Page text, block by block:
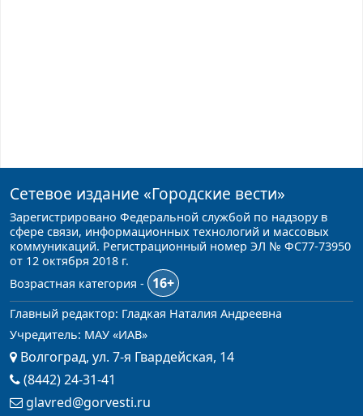
Сетевое издание «Городские вести»
Зарегистрировано Федеральной службой по надзору в
сфере связи, информационных технологий и массовых
коммуникаций. Регистрационный номер ЭЛ № ФС77-73950
от 12 октября 2018 г.
Возрастная категория -
16+
Главный редактор: Гладкая Наталия Андреевна
Учредитель: МАУ «ИАВ»
Волгоград, ул. 7-я Гвардейская, 14
(8442) 24-31-41
glavred@gorvesti.ru